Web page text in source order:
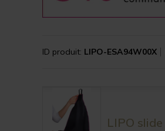
ID produit: LIPO-ESA94W00X
LIPO slide